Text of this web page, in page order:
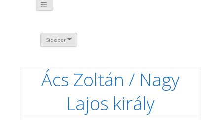
Sidebar
Ács Zoltán / Nagy
Lajos király